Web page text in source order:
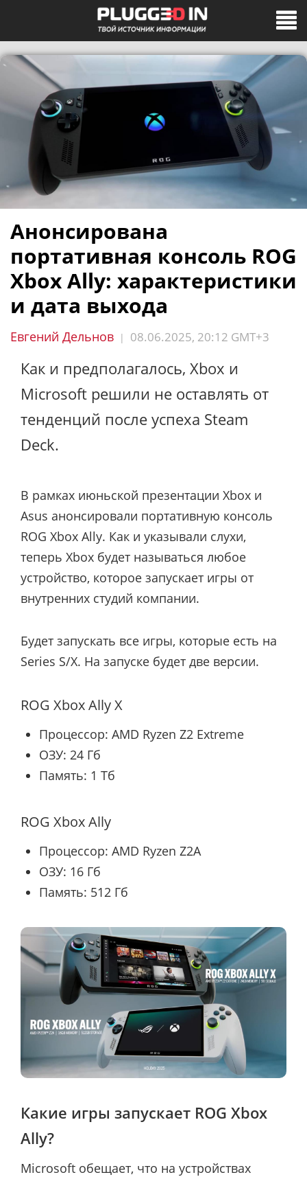
Анонсирована
портативная консоль ROG
Xbox Ally: характеристики
и дата выхода
Евгений Дельнов | 08.06.2025, 20:12 GMT+3
Как и предполагалось, Xbox и
Microsoft решили не оставлять от
тенденций после успеха Steam
Deck.
В рамках июньской презентации Xbox и
Asus анонсировали портативную консоль
ROG Xbox Ally. Как и указывали слухи,
теперь Xbox будет называться любое
устройство, которое запускает игры от
внутренних студий компании.
Будет запускать все игры, которые есть на
Series S/X. На запуске будет две версии.
ROG Xbox Ally X
Процессор: AMD Ryzen Z2 Extreme
ОЗУ: 24 Гб
Память: 1 Тб
ROG Xbox Ally
Процессор: AMD Ryzen Z2A
ОЗУ: 16 Гб
Память: 512 Гб
Какие игры запускает ROG Xbox
Ally?
Microsoft обещает, что на устройствах